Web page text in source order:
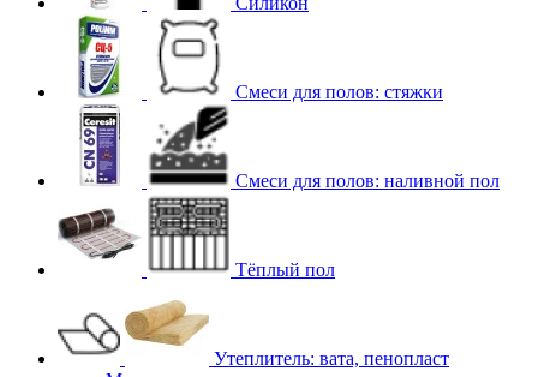
Смеси для полов: стяжки
Смеси для полов: наливной пол
Тёплый пол
Утеплитель: вата, пенопласт